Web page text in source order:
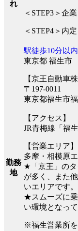
れ
＜STEP3＞企
＜STEP4＞内定
勤務
地
駅徒歩10分以内
東京都 福生市
【京王自動車
〒197-0011
東京都福生市
【アクセス】
JR青梅線「福
【営業エリア】
多摩・相模原
★「京王」のタ
が多く、また
いエリアです。
★スムーズに
い環境となって
※福生営業所を